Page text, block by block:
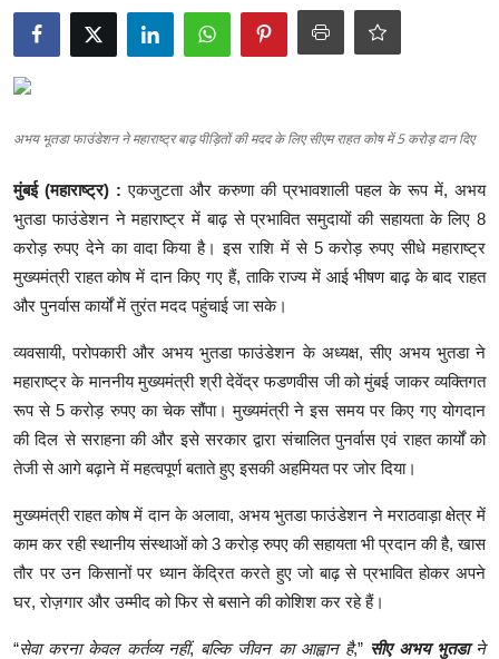
खेल
राजस्थान
मनोरंजन
शिक्षा
लाइफस्टाइल
टेक्नोलॉजी
देश
बिज़नेस
English
अभय भूतडा फाउंडेशन ने महाराष्ट्र बाढ़ पीड़ितों की मदद के लिए सीएम राहत कोष में 5 करोड़ दान दिए
मुंबई(महाराष्ट्र) : एकजुटता और करुणा की प्रभावशाली पहल के रूप में, अभय
भुतडा फाउंडेशन ने महाराष्ट्र में बाढ़ से प्रभावित समुदायों की सहायता के लिए 8
करोड़ रुपए देने का वादा किया है। इस राशि में से5करोड़ रुपए सीधे महाराष्ट्र
मुख्यमंत्री राहत कोष में दान किए गए हैं,ताकि राज्य में आई भीषण बाढ़ के बाद राहत
और पुनर्वास कार्यों में तुरंत मदद पहुंचाई जा सके।
व्यवसायी,परोपकारी और अभय भुतडा फाउंडेशन के अध्यक्ष,सीए अभय भुतडा ने
महाराष्ट्र के माननीय मुख्यमंत्री श्री देवेंद्र फडणवीस जी को मुंबई जाकर व्यक्तिगत
रूप से5करोड़ रुपए का चेक सौंपा। मुख्यमंत्री ने इस समय पर किए गए योगदान
की दिल से सराहना की और इसे सरकार द्वारा संचालित पुनर्वास एवं राहत कार्यों को
तेजी से आगे बढ़ाने में महत्वपूर्ण बताते हुए इसकी अहमियत पर जोर दिया।
मुख्यमंत्री राहत कोष में दान के अलावा,अभय भुतडा फाउंडेशन ने मराठवाड़ा क्षेत्र में
काम कर रही स्थानीय संस्थाओं को3करोड़ रुपए की सहायता भी प्रदान की है,खास
तौर पर उन किसानों पर ध्यान केंद्रित करते हुए जो बाढ़ से प्रभावित होकर अपने
घर,रोज़गार और उम्मीद को फिर से बसाने की कोशिश कर रहे हैं।
“सेवा करना केवल कर्तव्य नहीं, बल्कि जीवन का आह्वान है,” सीए अभय भुतडा ने